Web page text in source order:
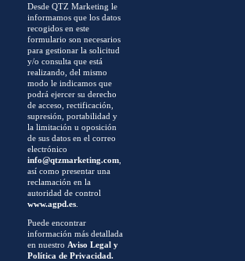
Desde QTZ Marketing le
informamos que los datos
recogidos en este
formulario son necesarios
para gestionar la solicitud
y/o consulta que está
realizando, del mismo
modo le indicamos que
podrá ejercer su derecho
de acceso, rectificación,
supresión, portabilidad y
la limitación u oposición
de sus datos en el correo
electrónico
info@qtzmarketing.com,
así como presentar una
reclamación en la
autoridad de control
www.agpd.es.
Puede encontrar
información más detallada
en nuestro Aviso Legal y
Política de Privacidad.